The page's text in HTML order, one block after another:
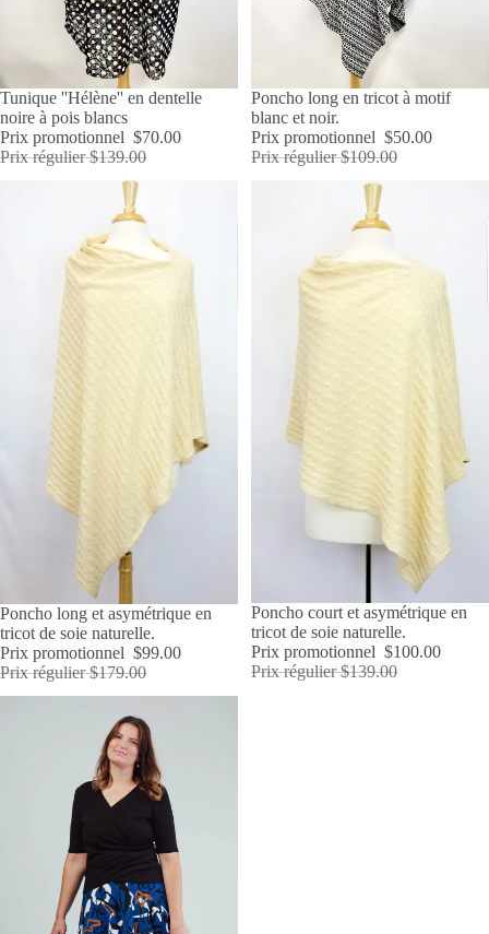
PROMOTION
Tunique ''Hélène'' en dentelle
noire à pois blancs
Prix promotionnel $70.00
Prix régulier$139.00
PROMOTION
Poncho long en tricot à motif
blanc et noir.
Prix promotionnel $50.00
Prix régulier$109.00
PROMOTION
Poncho long et asymétrique en
tricot de soie naturelle.
Prix promotionnel $99.00
Prix régulier$179.00
ÉPUISÉ
Poncho court et asymétrique en
tricot de soie naturelle.
Prix promotionnel $100.00
Prix régulier$139.00